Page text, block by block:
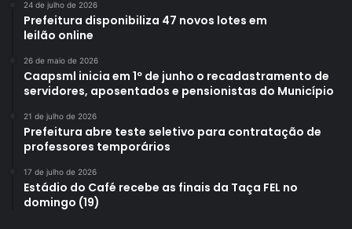
Secretaria Municipal do Ambiente
24 de julho de 2026
Prefeitura disponibiliza 47 novos lotes em
leilão online
26 de maio de 2026
Caapsml inicia em 1º de junho o recadastramento de
servidores, aposentados e pensionistas do Município
21 de julho de 2026
Prefeitura abre teste seletivo para contratação de
professores temporários
17 de julho de 2026
Estádio do Café recebe as finais da Taça FEL no
domingo (19)